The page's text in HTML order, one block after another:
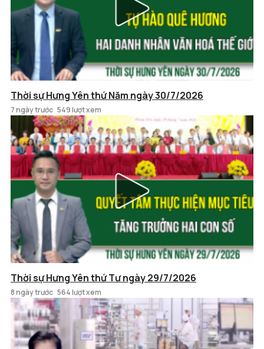
Thời sự Hưng Yên thứ Năm ngày 30/7/2026
7 ngày trước 549 lượt xem
Thời sự Hưng Yên thứ Tư ngày 29/7/2026
8 ngày trước 564 lượt xem